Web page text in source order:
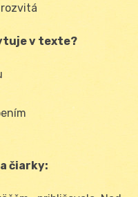
v texte?
čiarky: